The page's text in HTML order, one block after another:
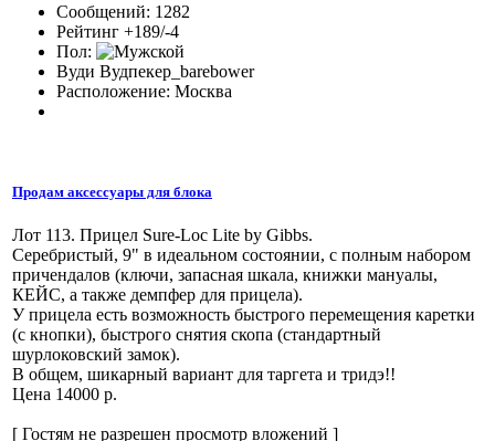
Сообщений: 1282
Рейтинг +189/-4
Пол:
Вуди Вудпекер_barebower
Расположение: Москва
Продам аксессуары для блока
Лот 113. Прицел Sure-Loc Lite by Gibbs.
Серебристый, 9" в идеальном состоянии, с полным набором
причендалов (ключи, запасная шкала, книжки мануалы,
КЕЙС, а также демпфер для прицела).
У прицела есть возможность быстрого перемещения каретки
(с кнопки), быстрого снятия скопа (стандартный
шурлоковский замок).
В общем, шикарный вариант для таргета и тридэ!!
Цена 14000 р.
[ Гостям не разрешен просмотр вложений ]